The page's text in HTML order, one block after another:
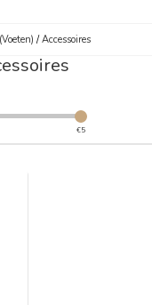
/Accessoires
€5